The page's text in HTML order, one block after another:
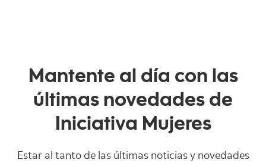
Mantente al día con las
últimas novedades de
Iniciativa Mujeres
Estar al tanto de las últimas noticias y novedades